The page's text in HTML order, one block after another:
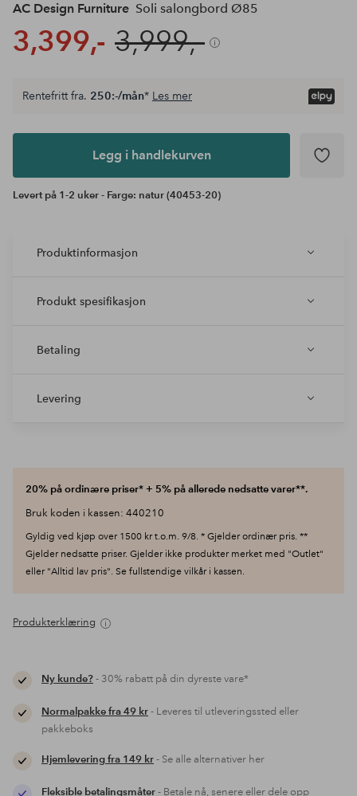
AC Design Furniture Soli salongbord Ø85
3,399,- 3,999,-
Legg i
Rentefritt fra. 250:-/mån* Les mer
Legg i handlekurven
Levert på 1-2 uker - Farge: natur (40453-20)
Produktinformasjon
Produkt spesifikasjon
Betaling
Levering
20% på ordinære priser* + 5% på allerede nedsatte varer**.
Bruk koden i kassen: 440210
Gyldig ved kjøp over 1500 kr t.o.m. 9/8. * Gjelder ordinær pris. **
Gjelder nedsatte priser. Gjelder ikke produkter merket med "Outlet"
eller "Alltid lav pris". Se fullstendige vilkår i kassen.
Produkterklæring
Ny kunde?- 30% rabatt på din dyreste vare*
Normalpakke fra 49 kr- Leveres til utleveringssted eller
pakkeboks
Hjemlevering fra 149 kr- Se alle alternativer her
Fleksible betalingsmåter- Betale nå, senere eller dele opp